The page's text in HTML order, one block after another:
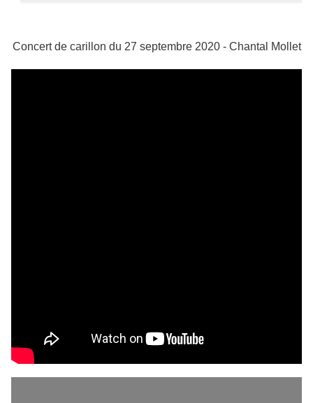
Concert de carillon du 27 septembre 2020 - Chantal Mollet